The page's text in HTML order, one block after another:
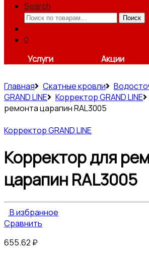
Search
Искать:
Поиск
0
Услуги
Акции
Главная Скатные кровли
GRAND LINE
Корректор GRAND LINE
ремонта царапин RAL3005
Корректор GRAND LINE
Корректор для
царапин RAL3005
В избранное
Сравнить
655.62 ₽